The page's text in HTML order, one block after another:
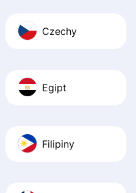
Czechy
Egipt
Filipiny